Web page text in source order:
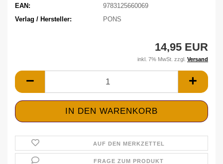
EAN:
9783125660069
Verlag / Hersteller:
PONS
14,95 EUR
inkl. 7% MwSt. zzgl. Versand
AUF DEN MERKZETTEL
FRAGE ZUM PRODUKT